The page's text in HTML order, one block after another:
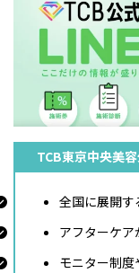
TCB東京中央美
全国に展開す
アフターケ
モニター制